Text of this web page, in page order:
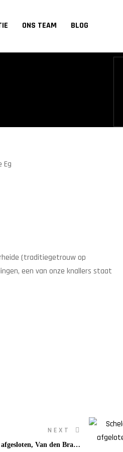
ONS TEAM BLOG
(traditiegetrouw op
een van onze knallers staat
NEXT
afgesloten, Van den Brand